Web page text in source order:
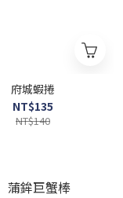
府城蝦捲
NT$135
NT$140